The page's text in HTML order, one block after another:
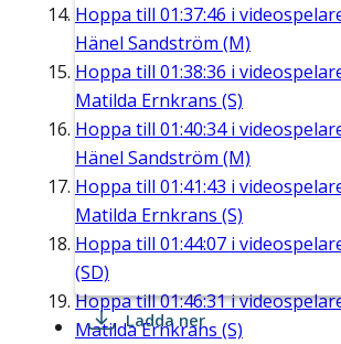
Hoppa till 01:37:46 i
Hänel Sandström (M)
Hoppa till 01:38:36 i
Matilda Ernkrans (S)
Hoppa till 01:40:34i
Hänel Sandström (M)
Hoppa till 01:41:43 i
Matilda Ernkrans (S)
Hoppa till 01:44:07 i
(SD)
Hoppa till01:46:31i
Matilda Ernkrans (S)
Ladda ner